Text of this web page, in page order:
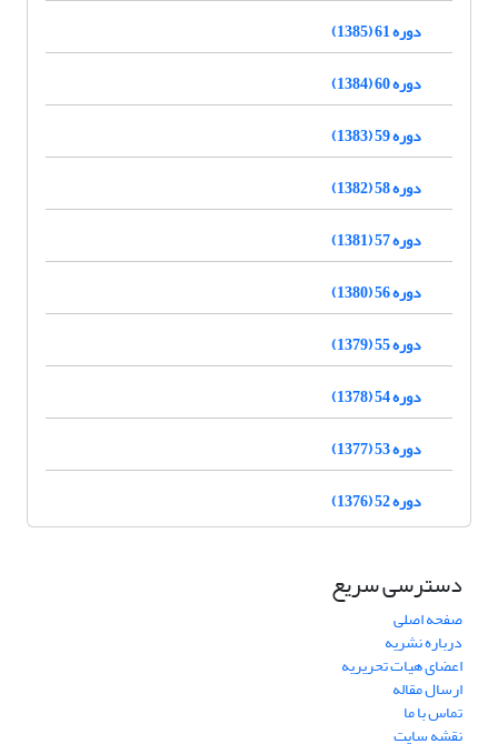
دوره 61 (1385)
دوره 60 (1384)
دوره 59 (1383)
دوره 58 (1382)
دوره 57 (1381)
دوره 56 (1380)
دوره 55 (1379)
دوره 54 (1378)
دوره 53 (1377)
دوره 52 (1376)
دسترسی سریع
صفحه اصلی
درباره نشریه
اعضای هیات تحریریه
ارسال مقاله
تماس با ما
نقشه سایت